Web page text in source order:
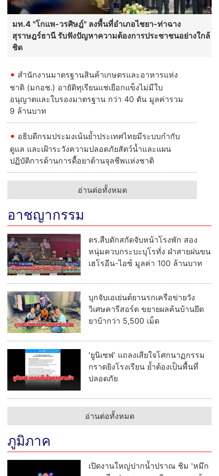
มท.4 "โกแพ-วรศิษฎ์" ลงพื้นที่อำเภอไชยา-ท่าฉาง
สุราษฎร์ธานี รับฟังปัญหาความต้องการประชาชนอย่างใกล้
ชิด
สำนักงานมาตรฐานสินค้าเกษตรและอาหารแห่ง
ชาติ (มกอช.) อายัติทุเรียนแช่เยือกแข็งไม่มีใบ
อนุญาตและใบรองมาตรฐาน กว่า 40 ตัน มูลค่ารวม
9 ล้านบาท
อธิบดีกรมประมงเน้นย้ำประเทศไทยมีระบบกำกับ
ดูแล และเฝ้าระวังความปลอดภัยสัตว์น้ำและแผน
ปฏิบัติการด้านการดื้อยาต้านจุลชีพแห่งชาติ
อ่านต่อทั้งหมด
อาชญากรรม
ตร.สืบดักสกัดจับหน้าโรงพัก สอง
หนุ่มควบกระบะบุโรทั่ง ฝ่าสายฝนขน
เฮโรอีน-ไอซ์ มูลค่า 100 ล้านบาท
บุกจับเอเย่นต์ยานรกเครือข่ายวัง
วิเศษคารีสอร์ต ขยายผลค้นบ้านยึด
ยาบ้ากว่า 5,500 เม็ด
'ยูนิเซฟ' แถลงเสียใจโศกนาฏกรรม
กราดยิงโรงเรียน ย้ำต้องเป็นพื้นที่
ปลอดภัย
อ่านต่อทั้งหมด
ภูมิภาค
เปิดงานใหญ่ปากน้ำปราณ ชิม 'หมึก